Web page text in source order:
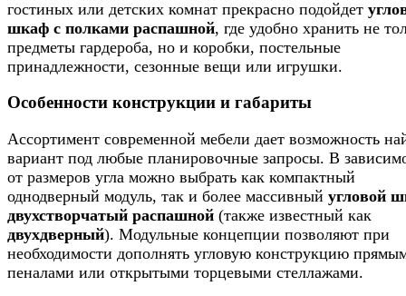
гостиных или детских комнат прекрасно подойдет
шкаф с полками распашной, где удобно хранить не
предметы гардероба, но и коробки, постельные
принадлежности, сезонные вещи или игрушки.
Особенности конструкции и габариты
Ассортимент современной мебели дает возможность
вариант под любые планировочные запросы. В
от размеров угла можно выбрать как компактный
однодверный модуль, так и более массивный угловой
двухстворчатый распашной (также известный как
двухдверный). Модульные концепции позволяют при
необходимости дополнять угловую конструкцию
пеналами или открытыми торцевыми стеллажами.